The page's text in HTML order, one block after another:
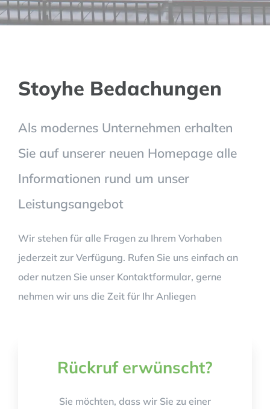
Stoyhe Bedachungen
Als modernes Unternehmen erhalten
Sie auf unserer neuen Homepage alle
Informationen rund um unser
Leistungsangebot
Wir stehen für alle Fragen zu Ihrem Vorhaben
jederzeit zur Verfügung. Rufen Sie uns einfach an
oder nutzen Sie unser Kontaktformular, gerne
nehmen wir uns die Zeit für Ihr Anliegen
Rückruf erwünscht?
Sie möchten, dass wir Sie zu einer